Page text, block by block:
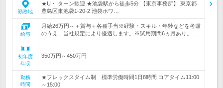
勤務地
★U・Iターン歓迎 ★池袋駅から徒歩5分 【東京事務所】 東京都
豊島区東池袋1-20-2 池袋ホワ…
給与
月給26万円～＋賞与＋各種手当※経験・スキル・年齢などを考慮
のうえ、当社規定により優遇します。※試用期間6ヵ月あり。…
初年度
年収
350万円～450万円
勤務
時間
★フレックスタイム制 標準労働時間1日8時間 コアタイム11:00
～15:00